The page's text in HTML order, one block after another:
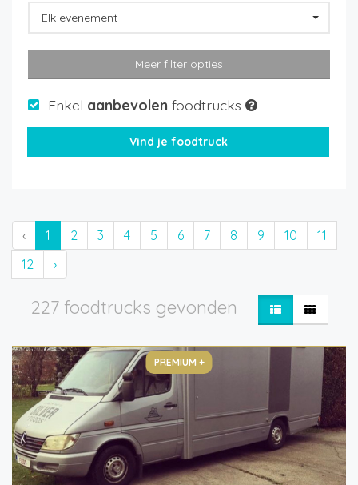
Elk evenement
Meer filter opties
Enkel aanbevolen foodtrucks
‹ 1 2 3 4 5 6 7 8 9 10
11
12
›
227 foodtrucks gevonden
PREMIUM +